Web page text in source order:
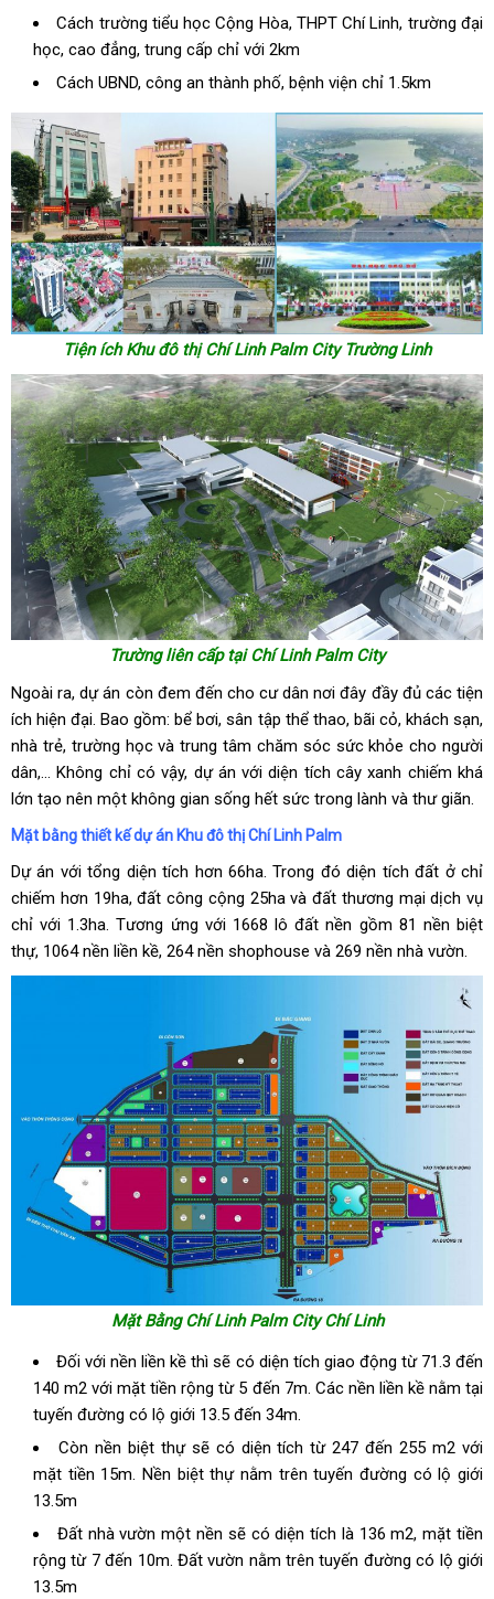
Cách trường tiểu học Cộng Hòa, THPT Chí Linh, trường đại
học, cao đẳng, trung cấp chỉ với 2km
Cách UBND, công an thành phố, bệnh viện chỉ 1.5km
Tiện ích Khu đô thị Chí Linh Palm City Trường Linh
Trường liên cấp tại Chí Linh Palm City
Ngoài ra, dự án còn đem đến cho cư dân nơi đây đầy đủ các tiện
ích hiện đại. Bao gồm: bể bơi, sân tập thể thao, bãi cỏ, khách sạn,
nhà trẻ, trường học và trung tâm chăm sóc sức khỏe cho người
dân,… Không chỉ có vậy, dự án với diện tích cây xanh chiếm khá
lớn tạo nên một không gian sống hết sức trong lành và thư giãn.
Mặt bằng thiết kế dự án Khu đô thị Chí Linh Palm
Dự án với tổng diện tích hơn 66ha. Trong đó diện tích đất ở chỉ
chiếm hơn 19ha, đất công cộng 25ha và đất thương mại dịch vụ
chỉ với 1.3ha. Tương ứng với 1668 lô đất nền gồm 81 nền biệt
thự, 1064 nền liền kề, 264 nền shophouse và 269 nền nhà vườn.
Mặt Bằng Chí Linh Palm City Chí Linh
Đối với nền liền kề thì sẽ có diện tích giao động từ 71.3 đến
140 m2 với mặt tiền rộng từ 5 đến 7m. Các nền liền kề nằm tại
tuyến đường có lộ giới 13.5 đến 34m.
Còn nền biệt thự sẽ có diện tích từ 247 đến 255 m2 với
mặt tiền 15m. Nền biệt thự nằm trên tuyến đường có lộ giới
13.5m
Đất nhà vườn một nền sẽ có diện tích là 136 m2, mặt tiền
rộng từ 7 đến 10m. Đất vườn nằm trên tuyến đường có lộ giới
13.5m